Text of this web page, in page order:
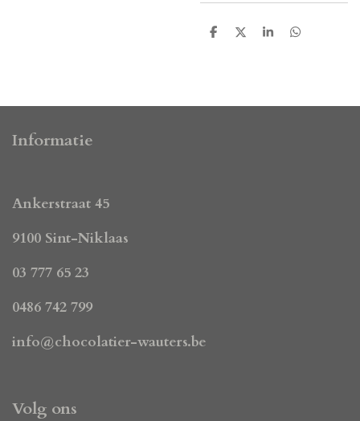
D
D
S
D
Informatie
Ankerstraat 45
9100 Sint-Niklaas
03 777 65 23
0486 742 799
info@chocolatier-wauters.be
Volg ons